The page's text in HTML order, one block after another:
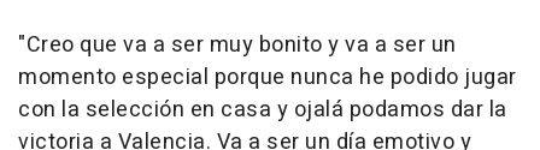
"Creo que va a ser muy bonito y va a ser un
momento especial porque nunca he podido jugar
con la selección en casa y ojalá podamos dar la
victoria a Valencia. Va a ser un día emotivo y